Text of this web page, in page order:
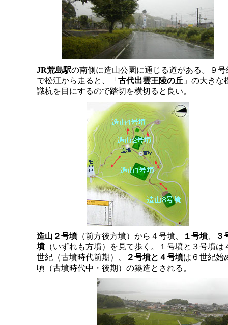
JR荒島駅の南側に造山公園に通じる道がある。９号
で松江から走ると、「 古代出雲王陵の丘 」の大きな
識杭を目にするので踏切を横切ると良い。
造山２号墳（前方後方墳）から４号墳、 １号墳、
３
墳（いずれも方墳）を見て歩く。１号墳と３号墳は
世紀（古墳時代前期）、
２号墳と４号墳は６世紀始
頃（古墳時代中・後期）の築造とされる。